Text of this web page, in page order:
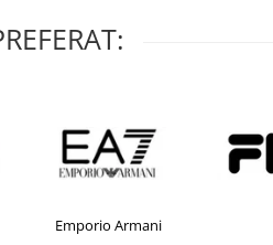
Emporio Armani